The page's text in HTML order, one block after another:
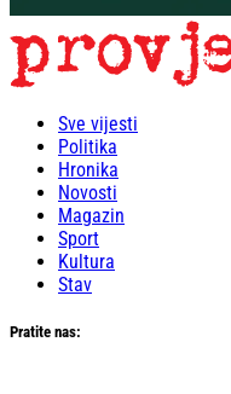
Sve vijesti
Politika
Hronika
Novosti
Magazin
Sport
Kultura
Stav
Pratite nas: